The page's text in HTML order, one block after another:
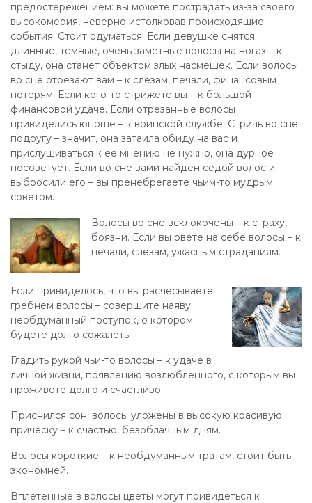
предостережением: вы можете пострадать из-за своего
высокомерия, неверно истолковав происходящие
события. Стоит одуматься. Если девушке снятся
длинные, темные, очень заметные волосы на ногах – к
стыду, она станет объектом злых насмешек. Если волосы
во сне отрезают вам – к слезам, печали, финансовым
потерям. Если кого-то стрижете вы – к большой
финансовой удаче. Если отрезанные волосы
привиделись юноше – к воинской службе. Стричь во сне
подругу – значит, она затаила обиду на вас и
прислушиваться к ее мнению не нужно, она дурное
посоветует. Если во сне вами найден седой волос и
выбросили его – вы пренебрегаете чьим-то мудрым
советом.
Волосы во сне всклокочены – к страху,
боязни. Если вы рвете на себе волосы – к
печали, слезам, ужасным страданиям.
Если привиделось, что вы расчесываете
гребнем волосы – совершите наяву
необдуманный поступок, о котором
будете долго сожалеть.
Гладить рукой чьи-то волосы – к удаче в
личной жизни, появлению возлюбленного, с которым вы
проживете долго и счастливо.
Приснился сон: волосы уложены в высокую красивую
прическу – к счастью, безоблачным дням.
Волосы короткие – к необдуманным тратам, стоит быть
экономней.
Вплетенные в волосы цветы могут привидеться к